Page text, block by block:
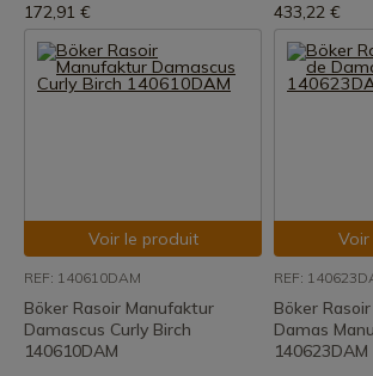
172,91 € 433,22 €
Voir le produit
REF: 140610DAM
Böker Rasoir Manufaktur
Damascus Curly Birch
140610DAM
REF:
Böker
Damas
140623DAM